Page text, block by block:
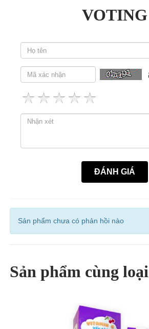
VOTING
Sản phẩm chưa có phản hồi nào
Sản phẩm cùng loại